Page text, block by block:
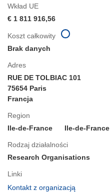
Wkład UE
€ 1 811 916,56
Adres
RUE DE TOLBIAC 101
75654 Paris
Francja
Region
Ile-de-France
Ile-de-France
Rodzaj działalności
Research Organisations
Linki
Kontakt z organizacją
Koszt całkowity
Brak danych